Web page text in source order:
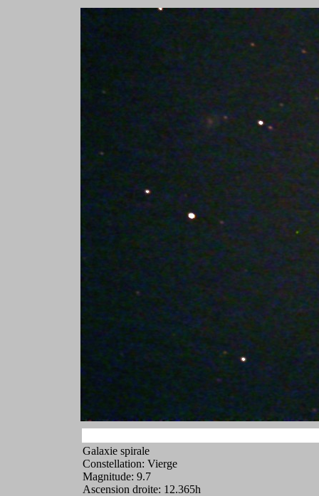
Galaxie spirale
Constellation: Vierge
Magnitude: 9.7
Ascension droite: 12.365h